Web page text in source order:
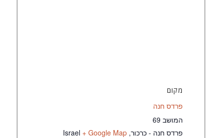
מקום
פרדס חנה
המושב 69
פרדס חנה - כרכור,
Israel + Google Map